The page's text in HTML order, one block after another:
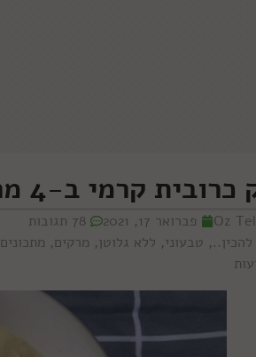
קרמי ב-4 מרכיבים (על אמת!)
Oz פברואר 17, 2021
78 תגובות
, טבעוני, ללא גלוטן, מרקים, מתכונים